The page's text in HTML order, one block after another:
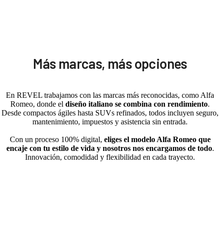
Más marcas, más opciones
En REVEL trabajamos con las marcas más reconocidas, como Alfa
Romeo, donde el diseño italiano se combina con rendimiento.
Desde compactos ágiles hasta SUVs refinados, todos incluyen seguro,
mantenimiento, impuestos y asistencia sin entrada.
Con un proceso 100% digital, eliges el modelo Alfa Romeo que
encaje con tu estilo de vida y nosotros nos encargamos de todo.
Innovación, comodidad y flexibilidad en cada trayecto.